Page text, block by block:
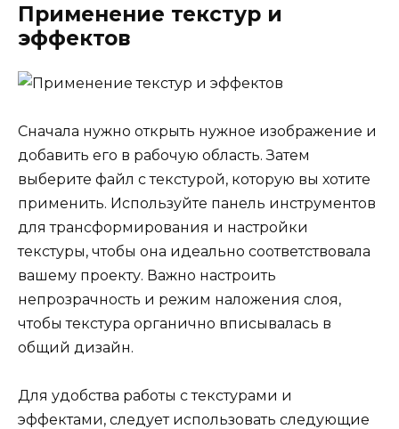
Применение текстур и
эффектов
Сначала нужно открыть нужное изображение и
добавить его в рабочую область. Затем
выберите файл с текстурой, которую вы хотите
применить. Используйте панель инструментов
для трансформирования и настройки
текстуры, чтобы она идеально соответствовала
вашему проекту. Важно настроить
непрозрачность и режим наложения слоя,
чтобы текстура органично вписывалась в
общий дизайн.
Для удобства работы с текстурами и
эффектами, следует использовать следующие